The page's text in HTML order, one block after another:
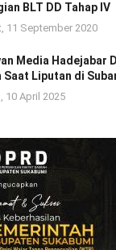
BLT DD Tahap IV
11 September 2020
Media Hadejabar
Saat Liputan di
10 April 2025